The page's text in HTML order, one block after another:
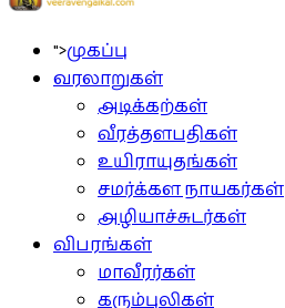
">முகப்பு
வரலாறுகள்
அடிக்கற்கள்
வீரத்தளபதிகள்
உயிராயுதங்கள்
சமர்க்கள நாயகர்கள்
அழியாச்சுடர்கள்
விபரங்கள்
மாவீரர்கள்
கரும்புலிகள்